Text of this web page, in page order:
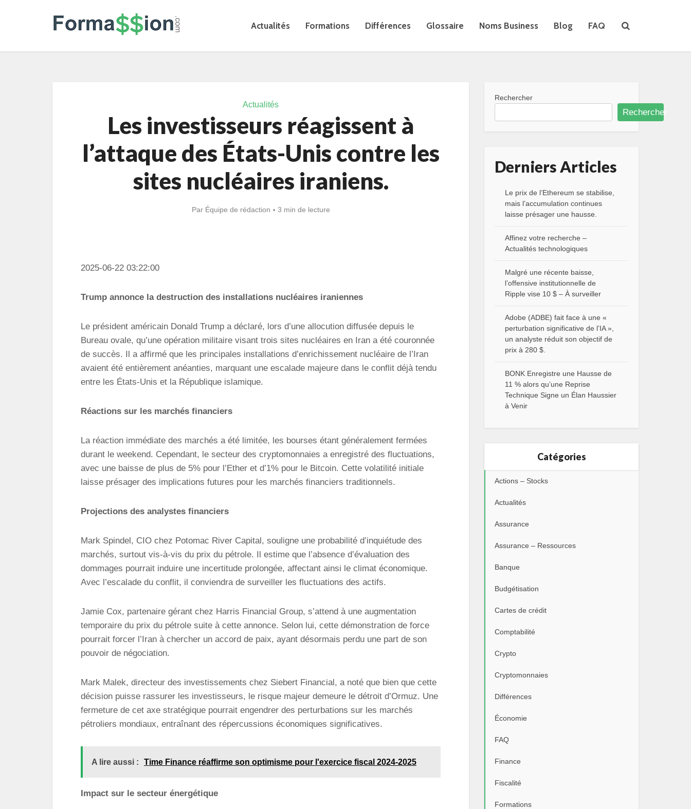
Actualités Formations Différences Glossaire Noms Business Blog FAQ
Actualités
Les investisseurs réagissent à
l’attaque des États-Unis contre les
sites nucléaires iraniens.
Par Équipe de rédaction 3 min de lecture
2025-06-22 03:22:00
Trump annonce la destruction des installations nucléaires iraniennes
Le président américain Donald Trump a déclaré, lors d’une allocution diffusée depuis le
Bureau ovale, qu’une opération militaire visant trois sites nucléaires en Iran a été couronnée
de succès. Il a affirmé que les principales installations d’enrichissement nucléaire de l’Iran
avaient été entièrement anéanties, marquant une escalade majeure dans le conflit déjà tendu
entre les États-Unis et la République islamique.
Réactions sur les marchés financiers
La réaction immédiate des marchés a été limitée, les bourses étant généralement fermées
durant le weekend. Cependant, le secteur des cryptomonnaies a enregistré des fluctuations,
avec une baisse de plus de 5% pour l’Ether et d’1% pour le Bitcoin. Cette volatilité initiale
laisse présager des implications futures pour les marchés financiers traditionnels.
Projections des analystes financiers
Mark Spindel, CIO chez Potomac River Capital, souligne une probabilité d’inquiétude des
marchés, surtout vis-à-vis du prix du pétrole. Il estime que l’absence d’évaluation des
dommages pourrait induire une incertitude prolongée, affectant ainsi le climat économique.
Avec l’escalade du conflit, il conviendra de surveiller les fluctuations des actifs.
Jamie Cox, partenaire gérant chez Harris Financial Group, s’attend à une augmentation
temporaire du prix du pétrole suite à cette annonce. Selon lui, cette démonstration de force
pourrait forcer l’Iran à chercher un accord de paix, ayant désormais perdu une part de son
pouvoir de négociation.
Mark Malek, directeur des investissements chez Siebert Financial, a noté que bien que cette
décision puisse rassurer les investisseurs, le risque majeur demeure le détroit d’Ormuz. Une
fermeture de cet axe stratégique pourrait engendrer des perturbations sur les marchés
pétroliers mondiaux, entraînant des répercussions économiques significatives.
A lire aussi : Time Finance réaffirme son optimisme pour l'exercice fiscal 2024-2025
Impact sur le secteur énergétique
Rechercher
Rechercher
Derniers Articles
Le prix de l’Ethereum se stabilise,
mais l’accumulation continues
laisse présager une hausse.
Affinez votre recherche –
Actualités technologiques
Malgré une récente baisse,
l’offensive institutionnelle de
Ripple vise 10 $ – À surveiller
Adobe (ADBE) fait face à une «
perturbation significative de l’IA »,
un analyste réduit son objectif de
prix à 280 $.
BONK Enregistre une Hausse de
11 % alors qu’une Reprise
Technique Signe un Élan Haussier
à Venir
Catégories
Actions – Stocks
Actualités
Assurance
Assurance – Ressources
Banque
Budgétisation
Cartes de crédit
Comptabilité
Crypto
Cryptomonnaies
Différences
Économie
FAQ
Finance
Fiscalité
Formations